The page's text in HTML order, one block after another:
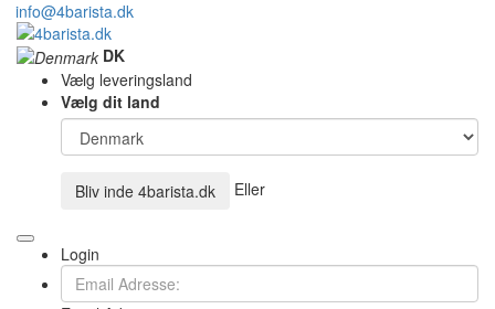
info@4barista.dk
DK
Vælg leveringsland
Vælg dit land
Bliv inde 4barista.dk Eller
Login